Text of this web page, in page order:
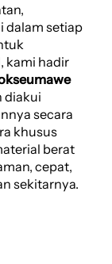
dalam setiap
kami hadir
diakui
secara
khusus
berat
cepat,
sekitarnya.